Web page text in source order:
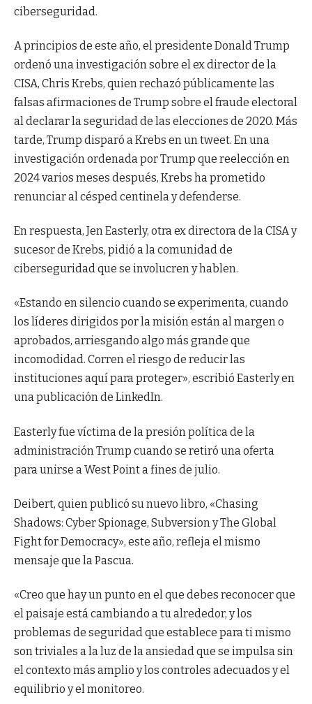
ciberseguridad.
A principios de este año, el presidente Donald Trump
ordenó una investigación sobre el ex director de la
CISA, Chris Krebs, quien rechazó públicamente las
falsas afirmaciones de Trump sobre el fraude electoral
al declarar la seguridad de las elecciones de 2020. Más
tarde, Trump disparó a Krebs en un tweet. En una
investigación ordenada por Trump que reelección en
2024 varios meses después, Krebs ha prometido
renunciar al césped centinela y defenderse.
En respuesta, Jen Easterly, otra ex directora de la CISA y
sucesor de Krebs, pidió a la comunidad de
ciberseguridad que se involucren y hablen.
«Estando en silencio cuando se experimenta, cuando
los líderes dirigidos por la misión están al margen o
aprobados, arriesgando algo más grande que
incomodidad. Corren el riesgo de reducir las
instituciones aquí para proteger», escribió Easterly en
una publicación de LinkedIn.
Easterly fue víctima de la presión política de la
administración Trump cuando se retiró una oferta
para unirse a West Point a fines de julio.
Deibert, quien publicó su nuevo libro, «Chasing
Shadows: Cyber Spionage, Subversion y The Global
Fight for Democracy», este año, refleja el mismo
mensaje que la Pascua.
«Creo que hay un punto en el que debes reconocer que
el paisaje está cambiando a tu alrededor, y los
problemas de seguridad que establece para ti mismo
son triviales a la luz de la ansiedad que se impulsa sin
el contexto más amplio y los controles adecuados y el
equilibrio y el monitoreo.